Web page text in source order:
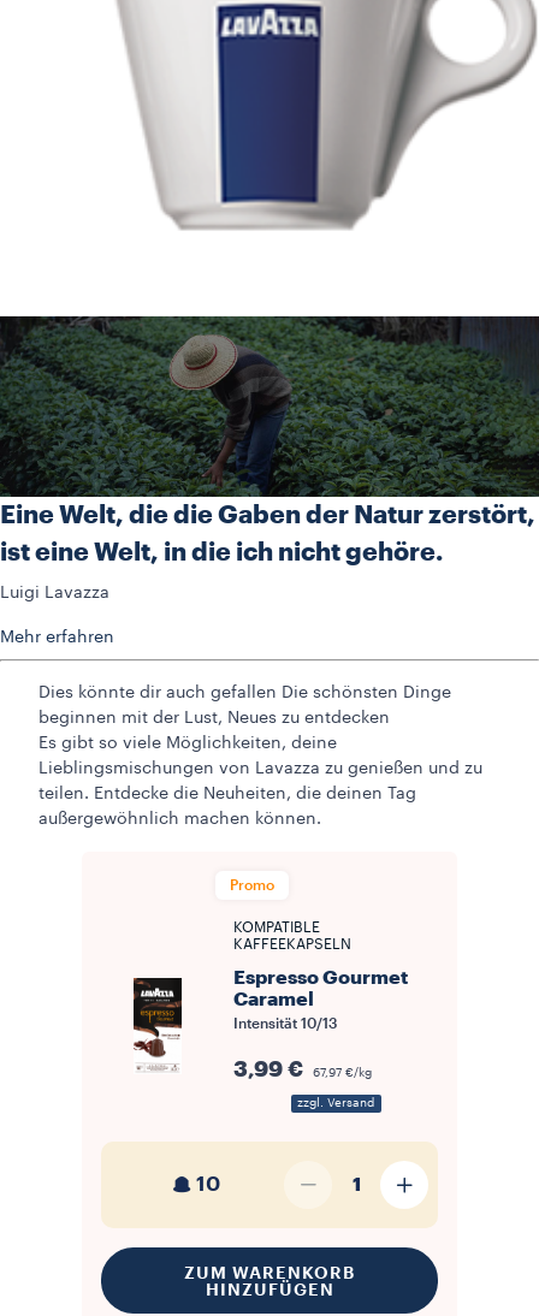
Eine Welt, die die Gaben der Natur zerstört,
ist eine Welt, in die ich nicht gehöre.
Luigi Lavazza
Mehr erfahren
Dies könnte dir auch gefallen Die schönsten Dinge
beginnen mit der Lust, Neues zu entdecken
Es gibt so viele Möglichkeiten, deine
Lieblingsmischungen von Lavazza zu genießen und zu
teilen. Entdecke die Neuheiten, die deinen Tag
außergewöhnlich machen können.
Promo
KOMPATIBLE
KAFFEEKAPSELN
Espresso Gourmet
Caramel
Intensität 10/13
3,99 € 67,97 €/kg
zzgl. Versand
10 1
ZUM WARENKORB
HINZUFÜGEN